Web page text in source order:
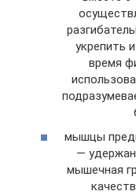
укрепить
время
мышцы
—
мышечная